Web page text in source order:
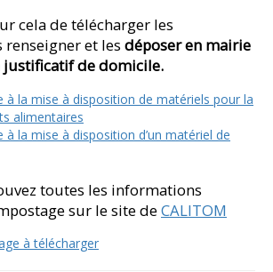
cela de télécharger les
renseigner et les déposer en mairie
justificatif de domicile.
à la mise à disposition de matériels pour la
alimentaires
la mise à disposition d’un matériel de
toutes les informations
sur le site deCALITOM
à télécharger